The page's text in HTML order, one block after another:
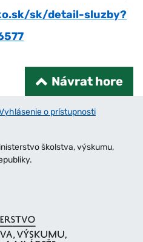
sk/detail-sluzby?
Návrat hore
o prístupnosti
školstva, výskumu,